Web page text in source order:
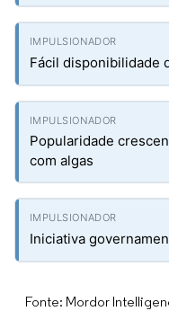
Fácil disponibilidade
Popularidade
com algas
Iniciativa
Fonte: Mordor